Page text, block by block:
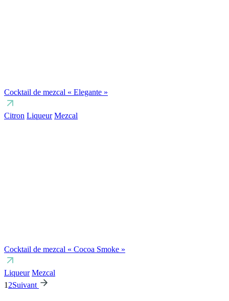
Cocktail de mezcal « Elegante »
Citron Liqueur Mezcal
Cocktail de mezcal « Cocoa Smoke »
Liqueur Mezcal
1 2Suivant